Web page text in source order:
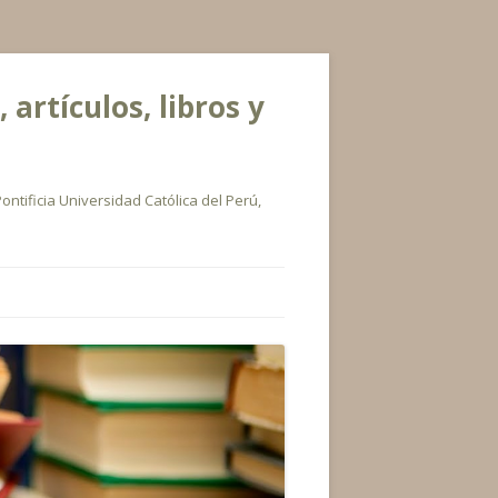
artículos, libros y
Universidad Católica del Perú,